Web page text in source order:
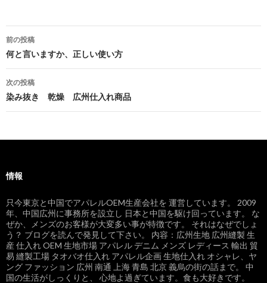
投稿ナビゲーション
前の投稿
何と言いますか、正しい使い方
次の投稿
染み抜き 乾燥 広州仕入れ商品
情報
只今東京と中国でアパレルOEM生産会社を 運営しています。 2009
年、中国広州に事務所を設立し 日本と中国を駆け回っています。 な
ぜか、メンズのお客様が大変多い事が特徴です。 それはなぜでしょ
う？ ブログを読んで発見して下さい。 内容：広州生地 広州縫製 生
産 仕入れ OEM 生地市場 アパレル デニム メンズ レディース 輸出 貿
易 縫製工場 タオバオ仕入れ アパレル企画 生地仕入れ オシャレ、ヤ
ング ファッション 広州 南通 上海 青島 北京 義烏の街の話まで。 中
国の生活がしっくりと、 心地よ過ぎています。食も大好きです。